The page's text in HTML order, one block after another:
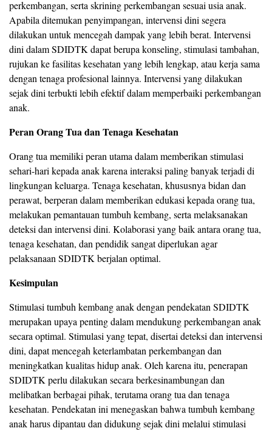
perkembangan, serta skrining perkembangan sesuai usia anak.
Apabila ditemukan penyimpangan, intervensi dini segera
dilakukan untuk mencegah dampak yang lebih berat. Intervensi
dini dalam SDIDTK dapat berupa konseling, stimulasi tambahan,
rujukan ke fasilitas kesehatan yang lebih lengkap, atau kerja sama
dengan tenaga profesional lainnya. Intervensi yang dilakukan
sejak dini terbukti lebih efektif dalam memperbaiki perkembangan
anak.
Peran Orang Tua dan Tenaga Kesehatan
Orang tua memiliki peran utama dalam memberikan stimulasi
sehari-hari kepada anak karena interaksi paling banyak terjadi di
lingkungan keluarga. Tenaga kesehatan, khususnya bidan dan
perawat, berperan dalam memberikan edukasi kepada orang tua,
melakukan pemantauan tumbuh kembang, serta melaksanakan
deteksi dan intervensi dini. Kolaborasi yang baik antara orang tua,
tenaga kesehatan, dan pendidik sangat diperlukan agar
pelaksanaan SDIDTK berjalan optimal.
Kesimpulan
Stimulasi tumbuh kembang anak dengan pendekatan SDIDTK
merupakan upaya penting dalam mendukung perkembangan anak
secara optimal. Stimulasi yang tepat, disertai deteksi dan intervensi
dini, dapat mencegah keterlambatan perkembangan dan
meningkatkan kualitas hidup anak. Oleh karena itu, penerapan
SDIDTK perlu dilakukan secara berkesinambungan dan
melibatkan berbagai pihak, terutama orang tua dan tenaga
kesehatan. Pendekatan ini menegaskan bahwa tumbuh kembang
anak harus dipantau dan didukung sejak dini melalui stimulasi